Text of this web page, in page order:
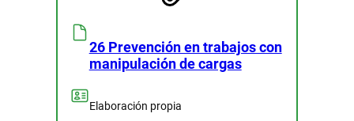
26 Prevención en trabajos con
manipulación de cargas
Elaboración propia